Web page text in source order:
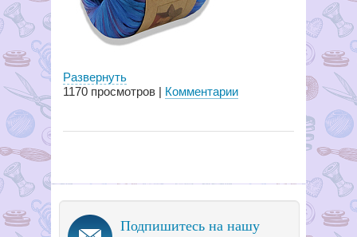
Развернуть
1170 просмотров | Комментарии
Подпишитесь на нашу